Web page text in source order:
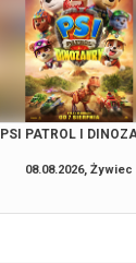
PSI PATROL I
08.08.2026, Żywiec